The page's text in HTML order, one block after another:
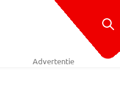
Advertentie